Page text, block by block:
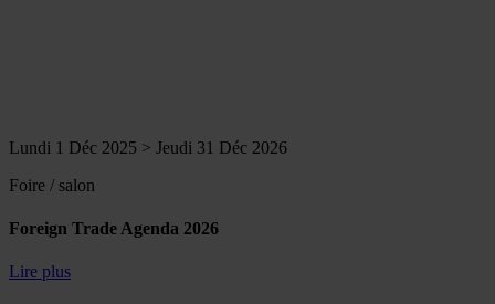
Lundi 1 Déc 2025 > Jeudi 31 Déc 2026
Foire / salon
Foreign Trade Agenda 2026
Lire plus